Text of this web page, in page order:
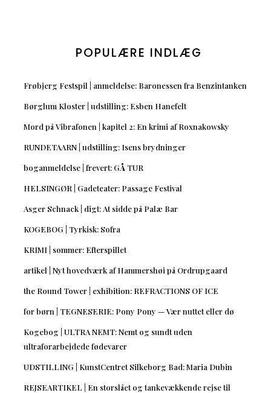
POPULÆRE INDLÆG
Frøbjerg Festspil | anmeldelse: Baronessen fra Benzintanken
Børglum Kloster | udstilling: Esben Hanefelt
Mord på Vibrafonen | kapitel 2: En krimi af Roxnakowsky
RUNDETAARN | udstilling: Isens brydninger
boganmeldelse | frevert: GÅ TUR
HELSINGØR | Gadeteater: Passage Festival
Asger Schnack | digt: At sidde på Palæ Bar
KOGEBOG | Tyrkisk: Sofra
KRIMI | sommer: Efterspillet
artikel | Nyt hovedværk af Hammershøi på Ordrupgaard
the Round Tower | exhibition: REFRACTIONS OF ICE
for børn | TEGNESERIE: Pony Pony — Vær nuttet eller dø
Kogebog | ULTRA NEMT: Nemt og sundt uden
ultraforarbejdede fødevarer
UDSTILLING | KunstCentret Silkeborg Bad: Maria Dubin
REJSEARTIKEL | En storslået og tankevækkende rejse til